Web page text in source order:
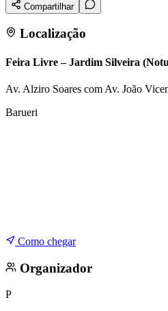
Compartilhar
Localização
Feira Livre – Jardim Silveira
Av. Alziro Soares com Av. João
Barueri
Como chegar
Organizador
P